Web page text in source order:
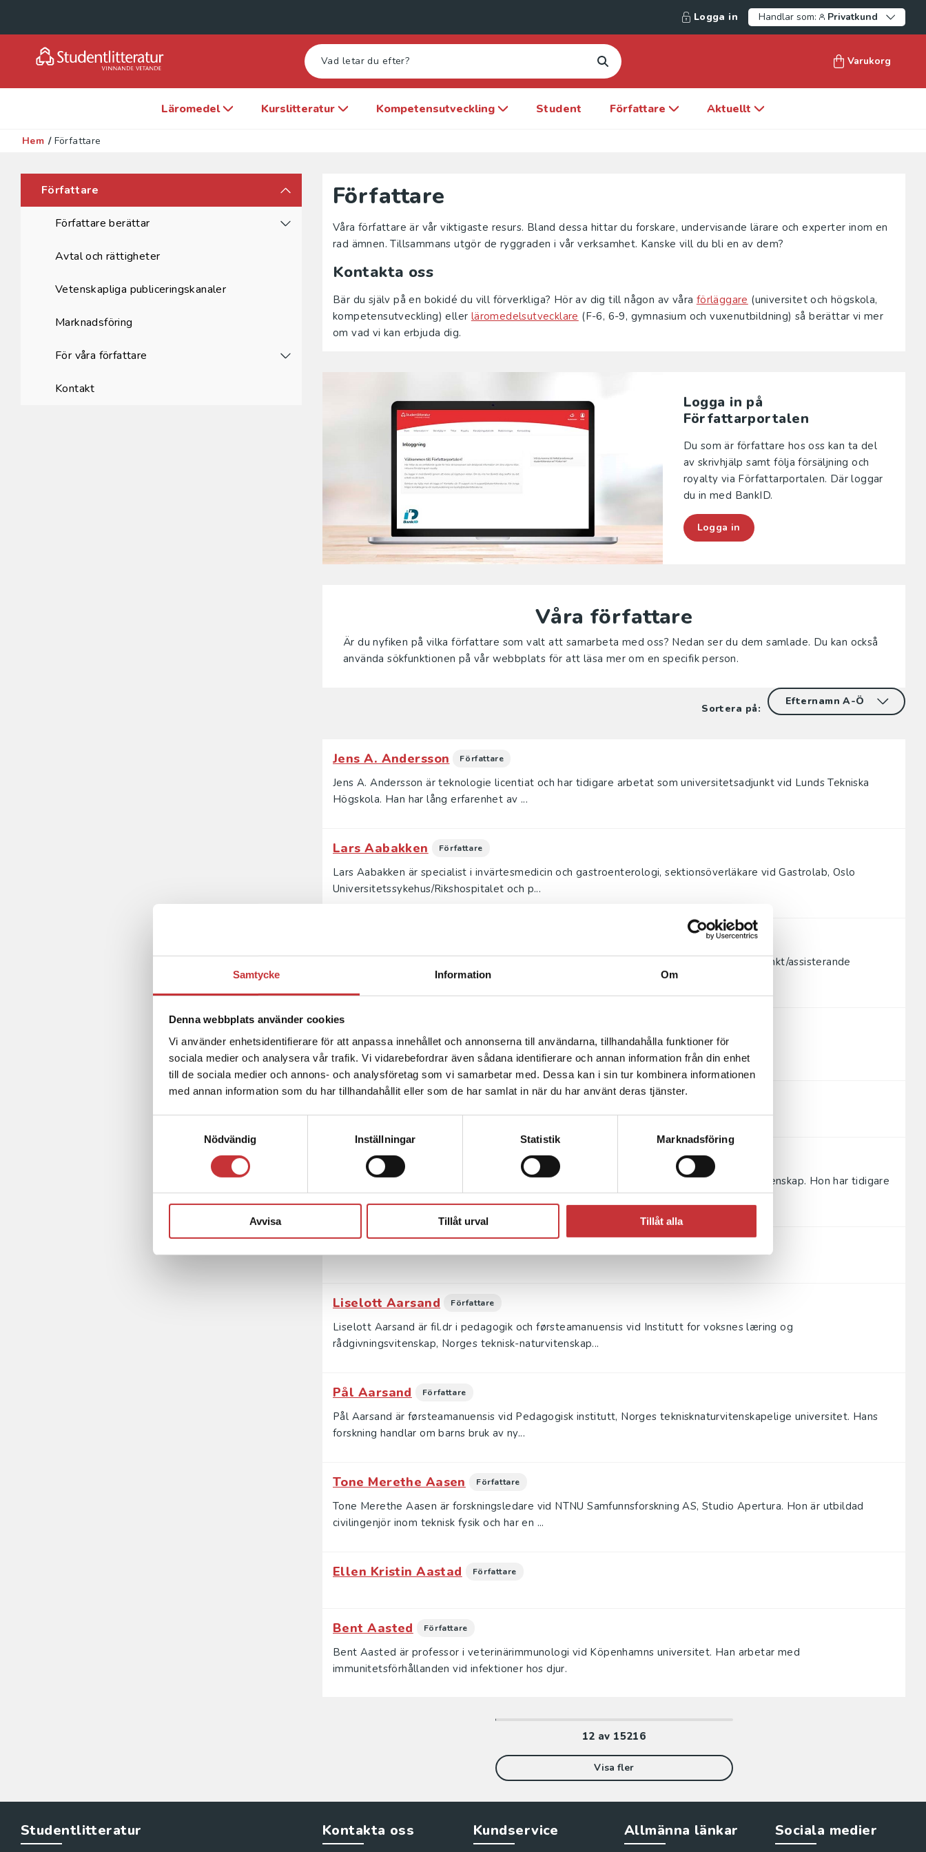
Samtycke Information Om
Denna webbplats använder cookies
Vi använder enhetsidentifierare för att anpassa innehållet och annonserna till användarna, tillhandahålla funktioner för
sociala medier och analysera vår trafik. Vi vidarebefordrar även sådana identifierare och annan information från din enhet
till de sociala medier och annons- och analysföretag som vi samarbetar med. Dessa kan i sin tur kombinera informationen
med annan information som du har tillhandahållit eller som de har samlat in när du har använt deras tjänster.
Nödvändig
Inställningar Statistik Marknadsföring
Avvisa Tillåt urval Tillåt alla
Logga in Handlar som: Privatkund
Varukorg
Läromedel Kurslitteratur Kompetensutveckling Student Författare Aktuellt
Hem / Författare
Författare
Författare berättar
Avtal och rättigheter
Vetenskapliga publiceringskanaler
Marknadsföring
För våra författare
Kontakt
Författare
Våra författare är vår viktigaste resurs. Bland dessa hittar du forskare, undervisande lärare och experter inom en
rad ämnen. Tillsammans utgör de ryggraden i vår verksamhet. Kanske vill du bli en av dem?
Kontakta oss
Bär du själv på en bokidé du vill förverkliga? Hör av dig till någon av våra förläggare (universitet och högskola,
kompetensutveckling) eller läromedelsutvecklare (F-6, 6-9, gymnasium och vuxenutbildning) så berättar vi mer
om vad vi kan erbjuda dig.
Logga in på
Författarportalen
Du som är författare hos oss kan ta del
av skrivhjälp samt följa försäljning och
royalty via Författarportalen. Där loggar
du in med BankID.
Logga in
Våra författare
Är du nyfiken på vilka författare som valt att samarbeta med oss? Nedan ser du dem samlade. Du kan också
använda sökfunktionen på vår webbplats för att läsa mer om en specifik person.
Sortera på:
Jens A. Andersson Författare
Jens A. Andersson är teknologie licentiat och har tidigare arbetat som universitetsadjunkt vid Lunds Tekniska
Högskola. Han har lång erfarenhet av ...
Lars Aabakken Författare
Lars Aabakken är specialist i invärtesmedicin och gastroenterologi, sektionsöverläkare vid Gastrolab, Oslo
Universitetssykehus/Rikshospitalet och p...
Hanne Aagaard, sjuksköterska, filosofie doktor. Utbildad som NIDCAPprofessionell. Adjunkt/assisterande
professor vid Aarhus universitet, Institut f...
Ellen Aagaard Nøhr
Ellen Aagaard Nøhr, professor, University of Southern Denmark.
Jarle Aarbakke
Cecilia Aare
Cecilia Aare undervisar i journalistik vid Södertörns högskola och är fil.mag. i litteraturvetenskap. Hon har tidigare
arbetat som reporter i dagsp...
Liselott Aarsand Författare
Liselott Aarsand är fil.dr i pedagogik och førsteamanuensis vid Institutt for voksnes læring og
rådgivningsvitenskap, Norges teknisk-naturvitenskap...
Pål Aarsand Författare
Pål Aarsand är førsteamanuensis vid Pedagogisk institutt, Norges teknisknaturvitenskapelige universitet. Hans
forskning handlar om barns bruk av ny...
Tone Merethe Aasen Författare
Tone Merethe Aasen är forskningsledare vid NTNU Samfunnsforskning AS, Studio Apertura. Hon är utbildad
civilingenjör inom teknisk fysik och har en ...
Ellen Kristin Aastad Författare
Bent Aasted Författare
Bent Aasted är professor i veterinärimmunologi vid Köpenhamns universitet. Han arbetar med
immunitetsförhållanden vid infektioner hos djur.
12 av 15216
Visa fler
Studentlitteratur Kontakta oss Kundservice Allmänna länkar Sociala medier